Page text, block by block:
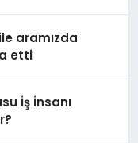
aramızda
etti
İş İnsanı